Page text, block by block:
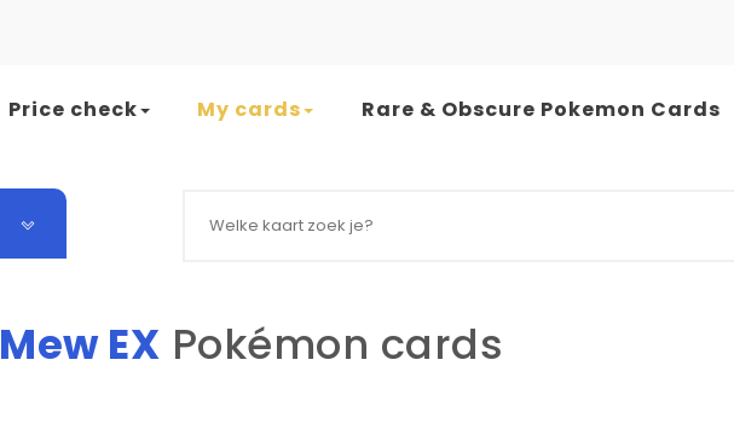
Price check My cards Rare & Obscure Pokemon Cards
Mew EX Pokémon cards